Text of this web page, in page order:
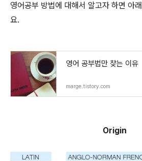
영어공부 방법에 대해서 알고자 하면 아
요.
영어 공부법만 찾는 이유
marge.tistory.com
Origin